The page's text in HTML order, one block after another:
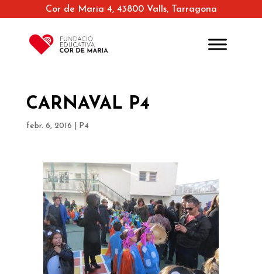
Cor de Maria 4, 43800 Valls, Tarragona
CARNAVAL P4
febr. 6, 2016 P4